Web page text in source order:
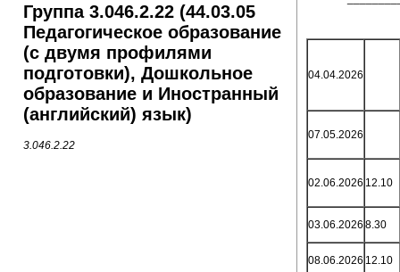
Группа 3.046.2.22 (44.03.05
Педагогическое образование
(с двумя профилями
подготовки), Дошкольное
образование и Иностранный
(английский) язык)
3.046.2.22
04.04.2026
07.05.2026
02.06.2026 12.10
03.06.2026 8.30
08.06.2026 12.10